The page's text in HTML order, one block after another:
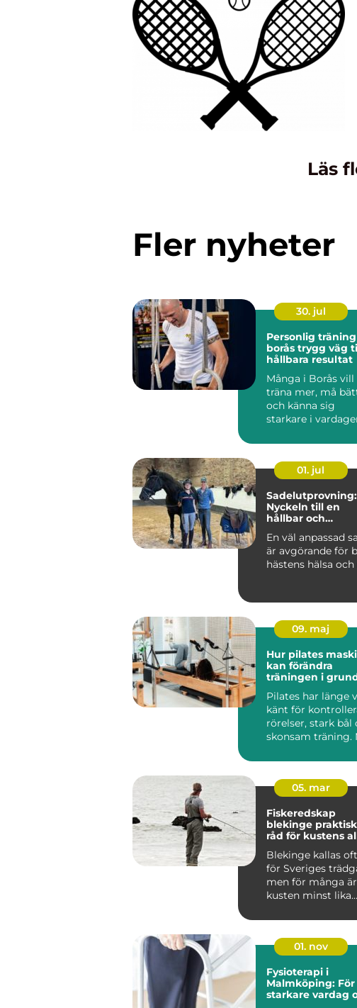
Läs
Fler nyheter
30. jul
Personlig träning
borås trygg väg till
hållbara resultat
Många i Borås vill
träna mer, må
och känna sig
starkare i
efter...
01. jul
Sadelutprovning:
Nyckeln till en
hållbar och
En väl anpassad
är avgörande för
hästens hälsa och
09. maj
Hur pilates
kan förändra
träningen i
Pilates har länge
känt för
rörelser, stark bål
skonsam träning.
05. mar
Fiskeredskap
blekinge praktiska
råd för kustens
Blekinge kallas
för Sveriges
men för många är
kusten minst lika
m...
01. nov
Fysioterapi i
Malmköping: För
starkare vardag